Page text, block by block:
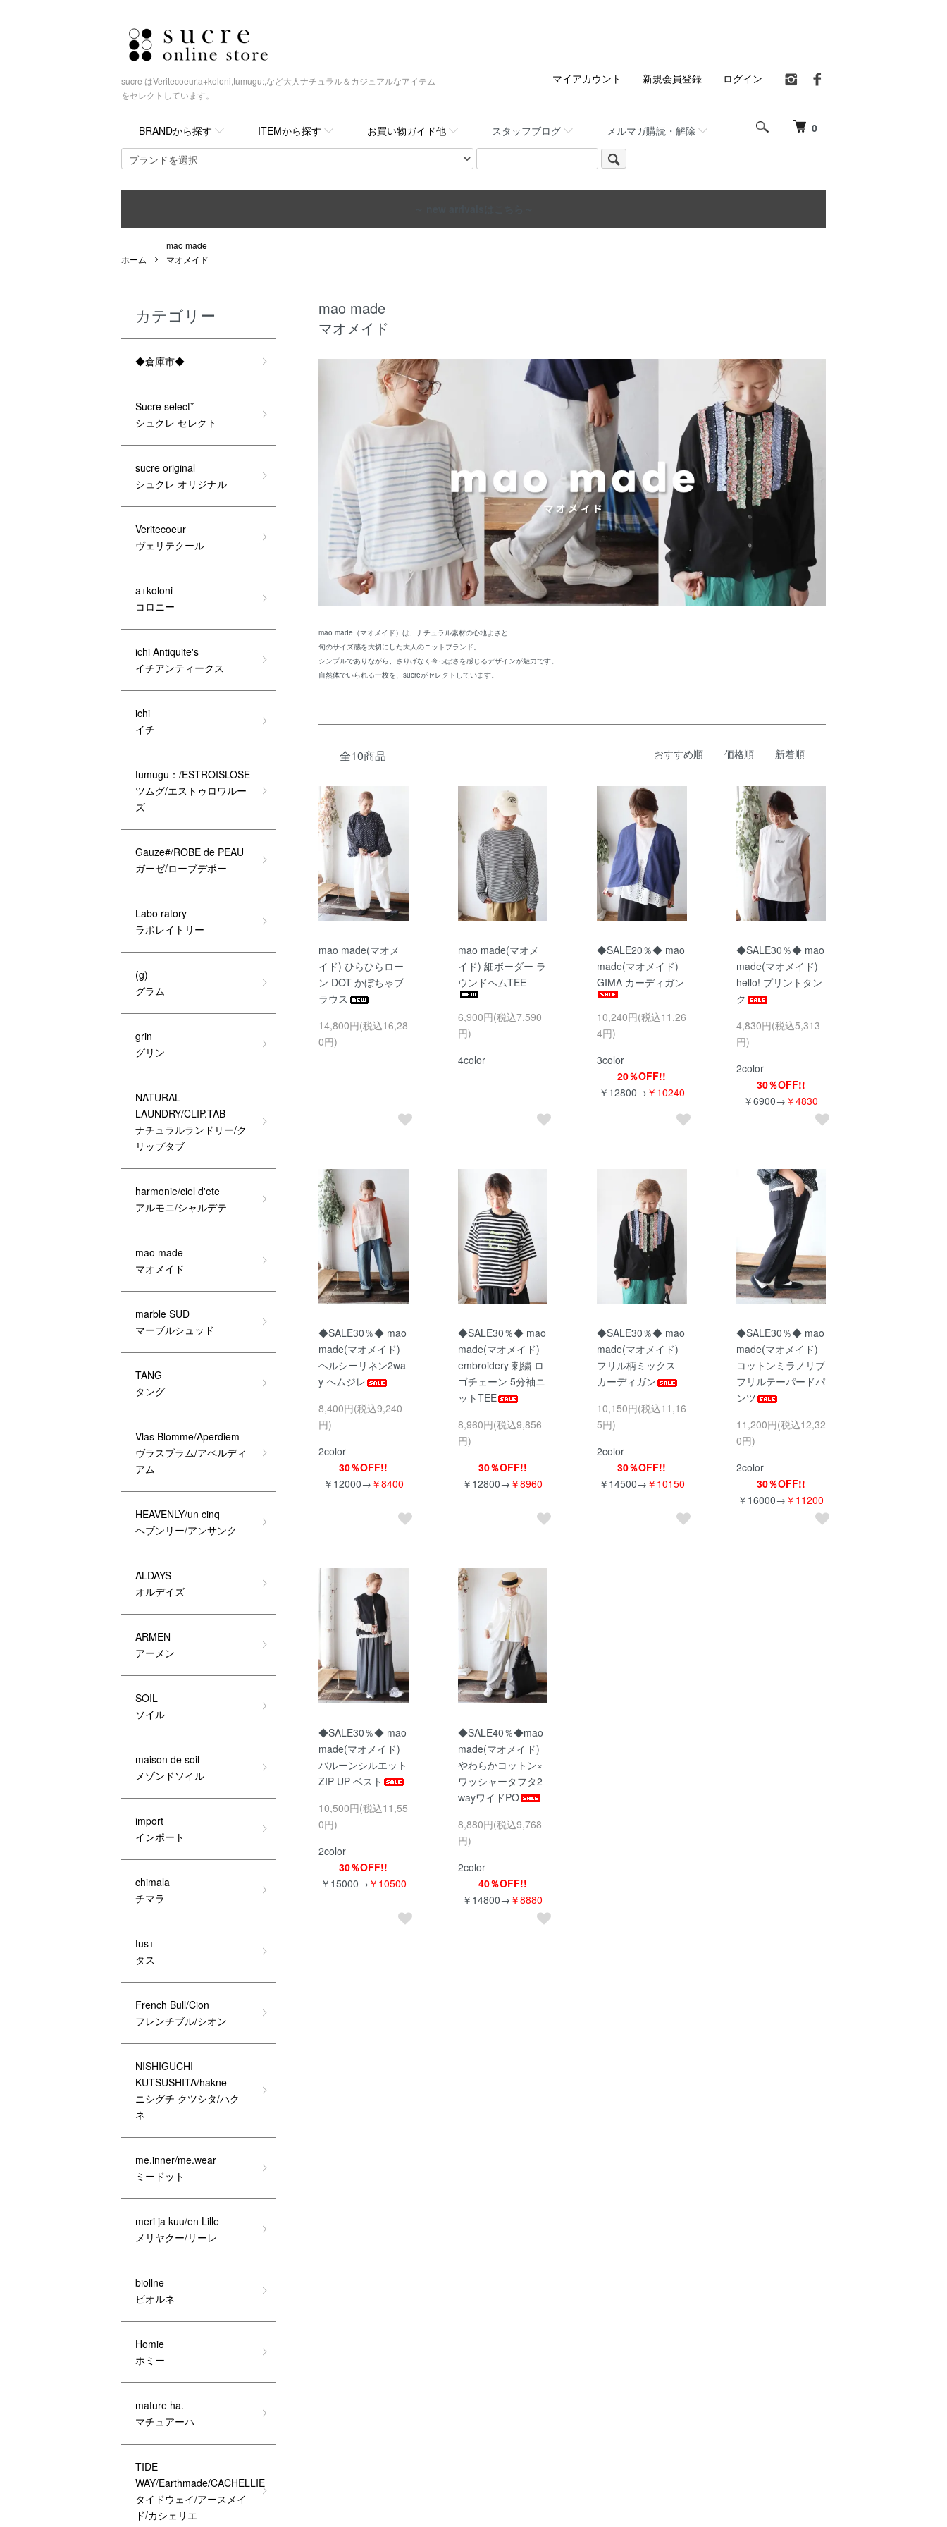
sucre はVeritecoeur,a+koloni,tumugu:,など大人ナチュラル＆カジュアルなアイテム
をセレクトしています。
0
BRANDから探す ITEMから探す お買い物ガイド他 スタッフブログ メルマガ購読・解除
マイアカウント 新規会員登録 ログイン
ホーム
mao made
マオメイド
mao made
マオメイド
mao made（マオメイド）は、ナチュラル素材の心地よさと
旬のサイズ感を大切にした大人のニットブランド。
シンプルでありながら、さりげなく今っぽさを感じるデザインが魅力です。
自然体でいられる一枚を、sucreがセレクトしています。
全10商品 おすすめ順 価格順 新着順
mao made(マオメ
イド) ひらひらロー
ン DOT かぼちゃブ
ラウス
14,800円(税込16,28
0円)
mao made(マオメ
イド) 細ボーダー ラ
ウンドヘムTEE
6,900円(税込7,590
円)
4color
◆SALE20％◆ mao
made(マオメイド)
GIMA カーディガン
10,240円(税込11,26
4円)
3color
20％OFF!!
￥12800→ ￥10240
◆SALE30％◆ mao
made(マオメイド)
hello! プリントタン
ク
4,830円(税込5,313
円)
2color
30％OFF!!
￥6900→ ￥4830
◆SALE30％◆ mao
made(マオメイド)
ヘルシーリネン2wa
y ヘムジレ
8,400円(税込9,240
円)
2color
30％OFF!!
￥12000→ ￥8400
◆SALE30％◆ mao
made(マオメイド)
embroidery 刺繍 ロ
ゴチェーン 5分袖ニ
ットTEE
8,960円(税込9,856
円)
30％OFF!!
￥12800→ ￥8960
◆SALE30％◆ mao
made(マオメイド)
フリル柄ミックス
カーディガン
10,150円(税込11,16
5円)
2color
30％OFF!!
￥14500→ ￥10150
◆SALE30％◆ mao
made(マオメイド)
コットンミラノリブ
フリルテーパードパ
ンツ
11,200円(税込12,32
0円)
2color
30％OFF!!
￥16000→ ￥11200
◆SALE30％◆ mao
made(マオメイド)
バルーンシルエット
ZIP UP ベスト
10,500円(税込11,55
0円)
2color
30％OFF!!
￥15000→ ￥10500
◆SALE40％◆mao
made(マオメイド)
やわらかコットン×
ワッシャータフタ2
wayワイドPO
8,880円(税込9,768
円)
2color
40％OFF!!
￥14800→ ￥8880
カテゴリー
◆倉庫市◆
Sucre select*
シュクレ セレクト
sucre original
シュクレ オリジナル
Veritecoeur
ヴェリテクール
a+koloni
コロニー
ichi Antiquite's
イチアンティークス
ichi
イチ
tumugu：/ESTROISLOSE
ツムグ/エストゥロワルー
ズ
Gauze#/ROBE de PEAU
ガーゼ/ローブデポー
Labo ratory
ラボレイトリー
(g)
グラム
grin
グリン
NATURAL
LAUNDRY/CLIP.TAB
ナチュラルランドリー/ク
リップタブ
harmonie/ciel d'ete
アルモニ/シャルデテ
mao made
マオメイド
marble SUD
マーブルシュッド
TANG
タング
Vlas Blomme/Aperdiem
ヴラスブラム/アペルディ
アム
HEAVENLY/un cinq
ヘブンリー/アンサンク
ALDAYS
オルデイズ
ARMEN
アーメン
SOIL
ソイル
maison de soil
メゾンドソイル
import
インポート
chimala
チマラ
tus+
タス
French Bull/Cion
フレンチブル/シオン
NISHIGUCHI
KUTSUSHITA/hakne
ニシグチ クツシタ/ハク
ネ
me.inner/me.wear
ミードット
meri ja kuu/en Lille
メリヤクー/リーレ
biollne
ビオルネ
Homie
ホミー
mature ha.
マチュアーハ
TIDE
WAY/Earthmade/CACHELLIE
タイドウェイ/アースメイ
ド/カシェリエ